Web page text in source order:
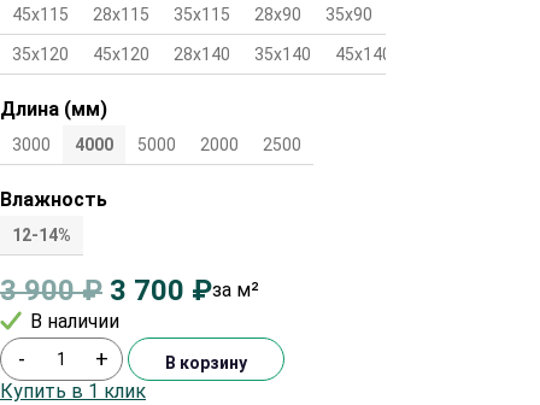
45х115 28х115 35х115 28х90 35х90
35х120 45х120 28х140 35х140 45х140
Длина (мм)
3000 4000 5000 2000 2500
Влажность
12-14%
3 900₽ 3 700 ₽за м²
В наличии
- + В корзину
Купить в 1 клик